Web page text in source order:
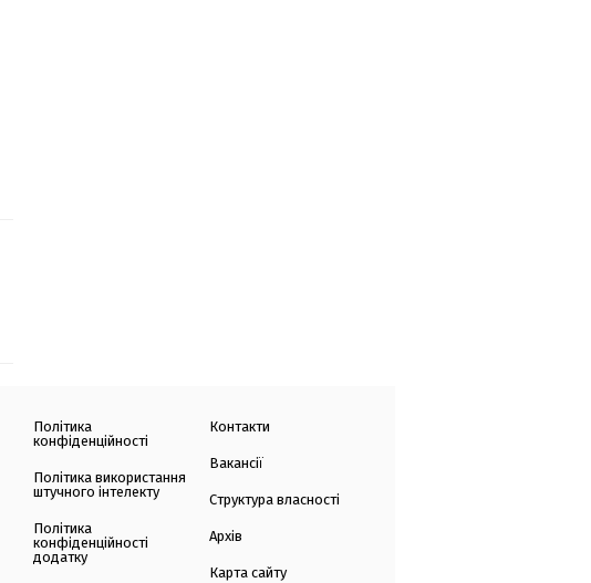
Політика
конфіденційності
Політика використання
штучного інтелекту
Політика
конфіденційності
додатку
Контакти
Вакансії
Структура власності
Архів
Карта сайту